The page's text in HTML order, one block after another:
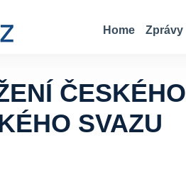
Home Zprávy
ČESKÉHO
SVAZU